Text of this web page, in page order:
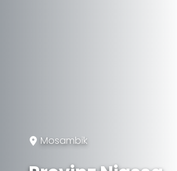
Mosambik